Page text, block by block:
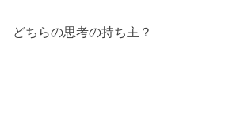
どちらの思考の持ち主？